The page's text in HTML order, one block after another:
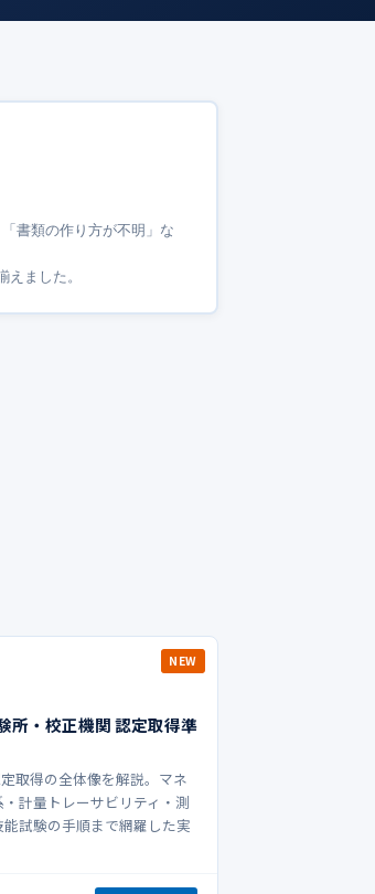
書類の作り方が不明」な
ました。
NEW
所・校正機関 認定取得準
定取得の全体像を解説。マネ
計量トレーサビリティ・測
試験の手順まで網羅した実